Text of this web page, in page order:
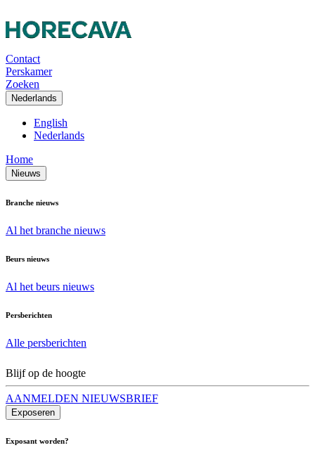
Contact
Perskamer
Zoeken
Nederlands
English
Nederlands
Home
Nieuws
Branche nieuws
Al het branche nieuws
Beurs nieuws
Al het beurs nieuws
Persberichten
Alle persberichten
Blijf op de hoogte
AANMELDEN NIEUWSBRIEF
Exposeren
Exposant worden?